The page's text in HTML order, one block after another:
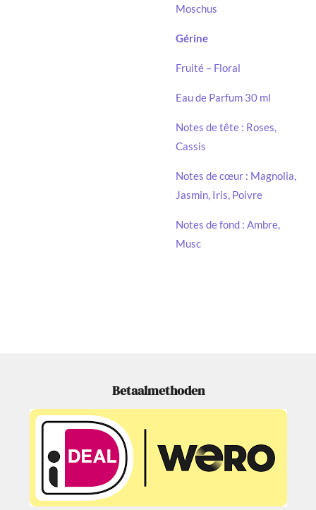
Moschus
Gérine
Fruité – Floral
Eau de Parfum 30 ml
Notes de tête : Roses,
Cassis
Notes de cœur : Magnolia,
Jasmin, Iris, Poivre
Notes de fond : Ambre,
Musc
Betaalmethoden